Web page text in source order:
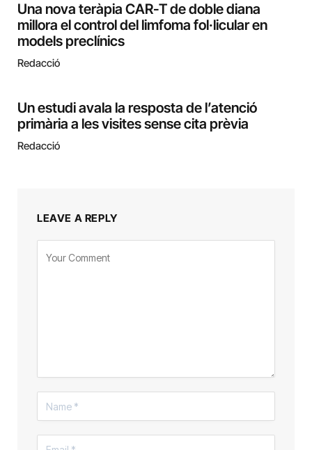
Una nova teràpia CAR-T de doble diana
millora el control del limfoma fol·licular en
models preclínics
Redacció
Un estudi avala la resposta de l’atenció
primària a les visites sense cita prèvia
Redacció
LEAVE A REPLY